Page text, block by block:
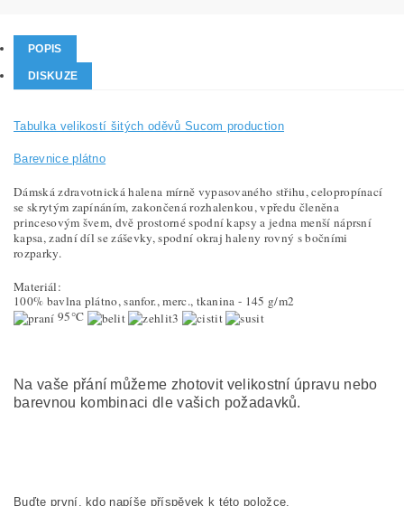
POPIS
DISKUZE
Tabulka velikostí šitých oděvů Sucom production
Barevnice plátno
Dámská zdravotnická halena mírně vypasovaného střihu, celopropínací
se skrytým zapínáním, zakončená rozhalenkou, vpředu členěna
princesovým švem, dvě prostorné spodní kapsy a jedna menší náprsní
kapsa, zadní díl se záševky, spodní okraj haleny rovný s bočními
rozparky.
Materiál:
100% bavlna plátno, sanfor., merc., tkanina - 145 g/m2
95°C
Na vaše přání můžeme zhotovit velikostní úpravu nebo
barevnou kombinaci dle vašich požadavků.
Buďte první, kdo napíše příspěvek k této položce.